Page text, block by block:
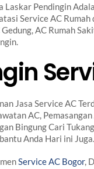
Laskar Pendingin
Service AC
AC Rumah
Jasa Service AC
AC,
Bingung Cari
Anda Hari ini Juga.
Service AC Bogor,